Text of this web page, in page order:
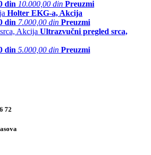
din 10.000,00 din Preuzmi
Holter EKG-a, Akcija
din 7.000,00 din Preuzmi
Ultrazvučni pregled srca,
din 5.000,00 din Preuzmi
72